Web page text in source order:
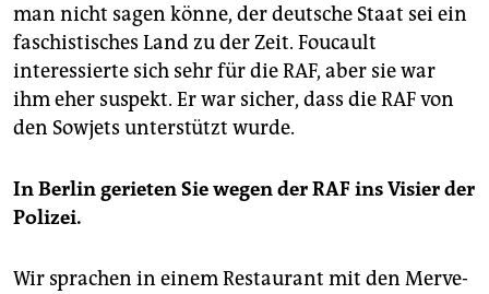
man nicht sagen könne, der deutsche Staat sei ein
faschistisches Land zu der Zeit. Foucault
interessierte sich sehr für die RAF, aber sie war
ihm eher suspekt. Er war sicher, dass die RAF von
den Sowjets unterstützt wurde.
In Berlin gerieten Sie wegen der RAF ins Visier der
Polizei.
Wir sprachen in einem Restaurant mit den Merve-